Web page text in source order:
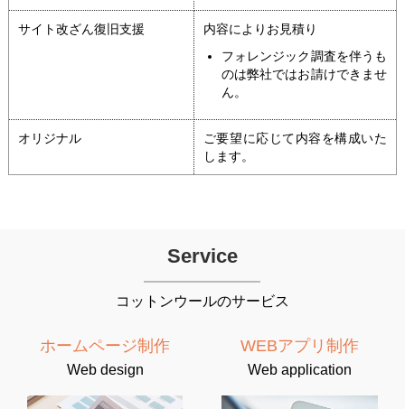
サイト改ざん復旧支援
内容によりお見積り
フォレンジック調査を伴うも
のは弊社ではお請けできませ
ん。
オリジナル
ご要望に応じて内容を構成いた
します。
Service
コットンウールのサービス
ホームページ制作
Web design
WEBアプリ制作
Web application